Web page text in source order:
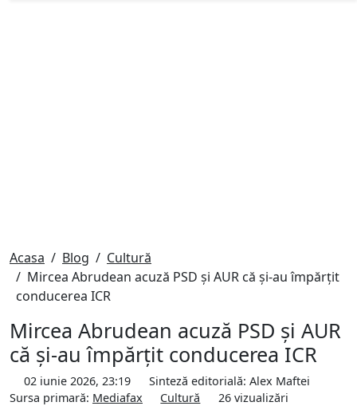
Acasa Blog
Cultură
Mircea Abrudean acuză PSD și AUR că și-au împărțit
conducerea ICR
Mircea Abrudean acuză PSD și AUR
că și-au împărțit conducerea ICR
02 iunie 2026, 23:19 Sinteză editorială: Alex Maftei
Sursa primară: Mediafax Cultură 26vizualizări